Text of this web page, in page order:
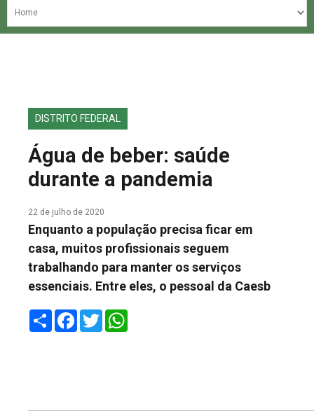
NOSSA HISTÓRIA
EDIÇÕES ANTERIORES
FALE CONOSCO
DISTRITO FEDERAL
Água de beber: saúde
durante a pandemia
22 de julho de 2020
Enquanto a população precisa ficar em
casa, muitos profissionais seguem
trabalhando para manter os serviços
essenciais. Entre eles, o pessoal da Caesb
ShareFacebook
Twitter